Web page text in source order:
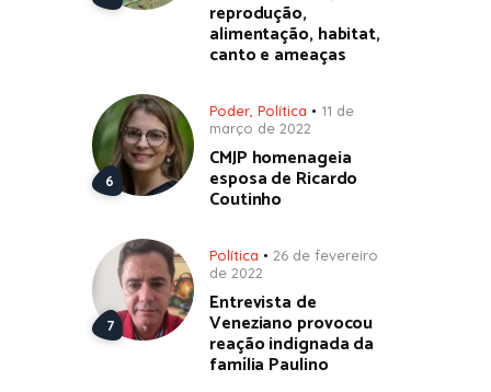
reprodução,
alimentação, habitat,
canto e ameaças
Poder Política
11 de
março de 2022
CMJP homenageia
esposa de Ricardo
Coutinho
Política
26 de fevereiro
de 2022
Entrevista de
Veneziano provocou
reação indignada da
família Paulino